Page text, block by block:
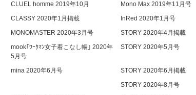
CLUEL homme 2019年10月
Mono Max 2019年11月号
CLASSY 2020年1月掲載
InRed 2020年1月号
MONOMASTER 2020年3月号
STORY 2020年4月掲載
mook｢ﾜｰｸﾏﾝ女子着こなし帳｣ 2020年
5月号
STORY 2020年5月号
mina 2020年6月号 STORY 2020年6月掲載
STORY 2020年8月号